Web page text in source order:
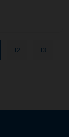
12 13